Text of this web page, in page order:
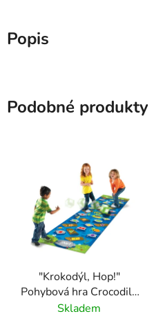
Popis
Podobné produkty
"Krokodýl, Hop!"
Pohybová hra Crocodile
Hop™ Learning
Skladem